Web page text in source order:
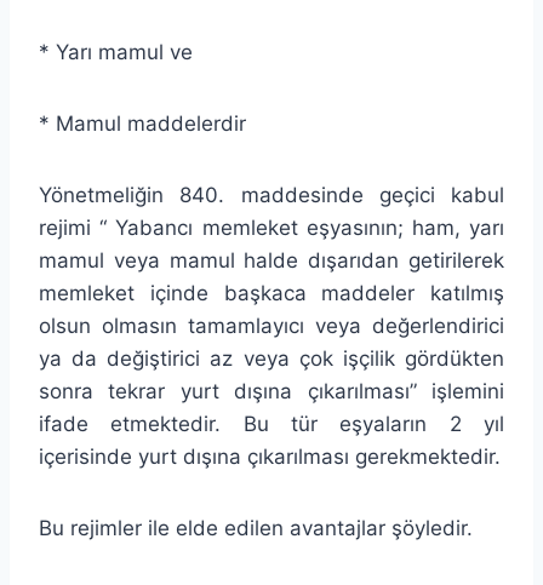
* Yarı mamul ve
* Mamul maddelerdir
Yönetmeliğin 840. maddesinde geçici kabul
rejimi “ Yabancı memleket eşyasının; ham, yarı
mamul veya mamul halde dışarıdan getirilerek
memleket içinde başkaca maddeler katılmış
olsun olmasın tamamlayıcı veya değerlendirici
ya da değiştirici az veya çok işçilik gördükten
sonra tekrar yurt dışına çıkarılması” işlemini
ifade etmektedir. Bu tür eşyaların 2 yıl
içerisinde yurt dışına çıkarılması gerekmektedir.
Bu rejimler ile elde edilen avantajlar şöyledir.